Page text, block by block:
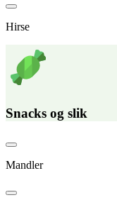
Hirse
Snacks og slik
Mandler